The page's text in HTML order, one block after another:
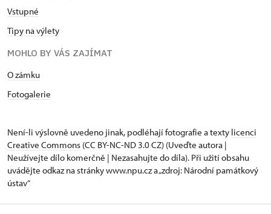
Vstupné
Tipy na výlety
MOHLO BY VÁS ZAJÍMAT
O zámku
Fotogalerie
Není-li výslovně uvedeno jinak, podléhají fotografie a texty licenci
Creative Commons (CC BY-NC-ND 3.0 CZ) (Uveďte autora |
Neužívejte dílo komerčně | Nezasahujte do díla). Při užití obsahu
uvádějte odkaz na stránky www.npu.cz a „zdroj: Národní památkový
ústav“